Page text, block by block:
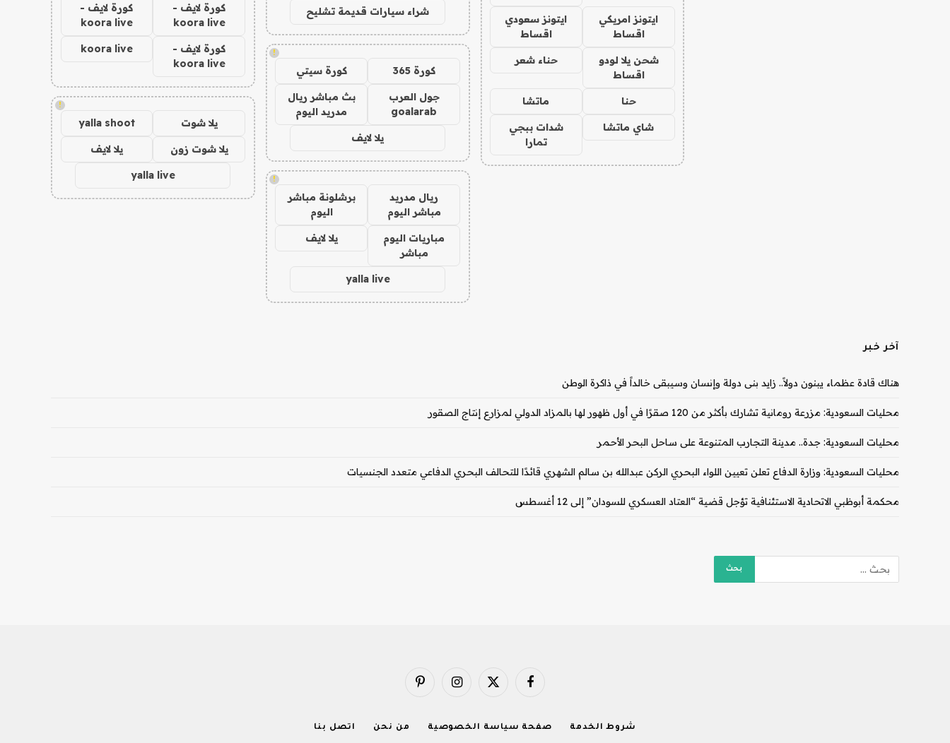
ايتونز امريكي
اقساط
ايتونز سعودي
اقساط
شحن يلا لودو
اقساط
حناء شعر
حنا ماتشا
شاي ماتشا
شدات ببجي
تمارا
شراء سيارات قديمة تشليح
!
كورة 365 كورة سيتي
جول العرب
goalarab
بث مباشر ريال
مدريد اليوم
يلا لايف
!
ريال مدريد
مباشر اليوم
برشلونة مباشر
اليوم
مباريات اليوم
مباشر
يلا لايف
yalla live
كورة لايف -
koora live
كورة لايف -
koora live
كورة لايف -
koora live
koora live
!
يلا شوت yalla shoot
يلا شوت زون يلا لايف
yalla live
آخر خبر
هناك قادة عظماء يبنون دولاً.. زايد بنى دولة وإنسان وسيبقى خالداً في ذاكرة الوطن
محليات السعودية: مزرعة رومانية تشارك بأكثر من 120 صقرًا في أول ظهور لها بالمزاد الدولي لمزارع إنتاج الصقور
محليات السعودية: جدة.. مدينة التجارب المتنوعة على ساحل البحر الأحمر
محليات السعودية: وزارة الدفاع تعلن تعيين اللواء البحري الركن عبدالله بن سالم الشهري قائدًا للتحالف البحري الدفاعي متعدد الجنسيات
محكمة أبوظبي الاتحادية الاستئنافية تؤجل قضية “العتاد العسكري للسودان” إلى 12 أغسطس
فيسبوك X
الانستغرامبينتيريست
شروط الخدمة صفحة سياسة الخصوصية من نحن اتصل بنا